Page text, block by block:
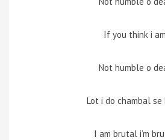
If you think i am
Not humble o
Lot i do chambal se
I am brutal i’m